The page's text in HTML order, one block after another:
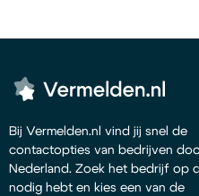
Bij Vermelden.nl vind jij snel de
contactopties van bedrijven
Nederland. Zoek het bedrijf op
nodig hebt en kies een van de